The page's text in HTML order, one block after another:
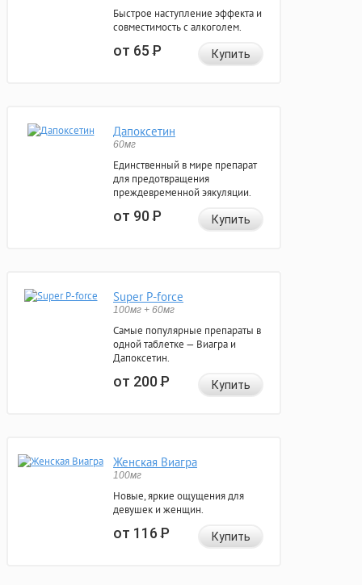
Быстрое наступление эффекта и
совместимость с алкоголем.
от 65Р Купить
Дапоксетин
60мг
Единственный в мире препарат
для предотвращения
преждевременной эякуляции.
от 90Р Купить
Super P-force
100мг + 60мг
Самые популярные препараты в
одной таблетке — Виагра и
Дапоксетин.
от 200Р Купить
Женская Виагра
100мг
Новые, яркие ощущения для
девушек и женщин.
от 116Р Купить